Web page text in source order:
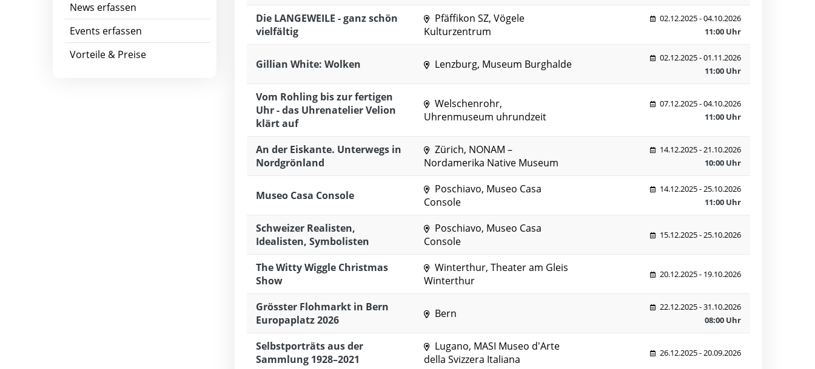
News erfassen
Events erfassen
Vorteile & Preise
Die LANGEWEILE - ganz schön
vielfältig
Pfäffikon SZ, Vögele
Kulturzentrum
02.12.2025 - 04.10.2026
11:00 Uhr
Gillian White: Wolken Lenzburg, Museum Burghalde
02.12.2025 - 01.11.2026
11:00 Uhr
Vom Rohling bis zur fertigen
Uhr - das Uhrenatelier Velion
klärt auf
Welschenrohr,
Uhrenmuseum uhrundzeit
07.12.2025 - 04.10.2026
11:00 Uhr
An der Eiskante. Unterwegs in
Nordgrönland
Zürich, NONAM –
Nordamerika Native Museum
14.12.2025 - 21.10.2026
10:00 Uhr
Museo Casa Console
Poschiavo, Museo Casa
Console
14.12.2025 - 25.10.2026
11:00 Uhr
Schweizer Realisten,
Idealisten, Symbolisten
Poschiavo, Museo Casa
Console
15.12.2025 - 25.10.2026
The Witty Wiggle Christmas
Show
Winterthur, Theater am Gleis
Winterthur
20.12.2025 - 19.10.2026
Grösster Flohmarkt in Bern
Europaplatz 2026
Bern
22.12.2025 - 31.10.2026
08:00 Uhr
Selbstporträts aus der
Sammlung 1928–2021
Lugano, MASI Museo d'Arte
della Svizzera Italiana
26.12.2025 - 20.09.2026